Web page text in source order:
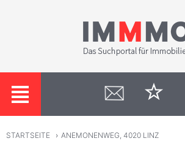
STARTSEITE › ANEMONENWEG, 4020 LINZ